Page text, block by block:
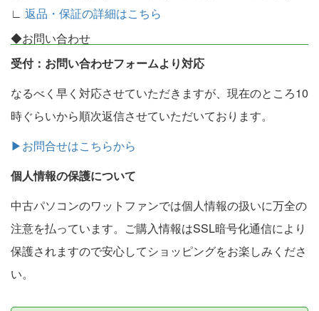
∟ 返品・保証の詳細はこちら
◆お問い合わせ
受付：お問い合わせフォームより対応
なるべく早く対応させていただきますが、現在のところ10
時ぐらいから順次返信させていただいております。
▶お問合せはこちらから
個人情報の保護について
中古パソコンのワットファンでは個人情報の扱いに万全の
注意を払っています。ご購入情報はSSL暗号化通信により
保護されますので安心してショッピングをお楽しみくださ
い。